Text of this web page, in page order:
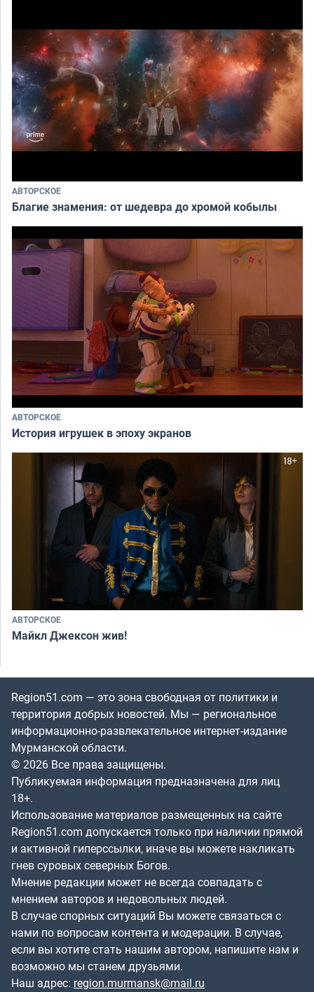
АВТОРСКОЕ
Благие знамения: от шедевра до хромой кобылы
АВТОРСКОЕ
История игрушек в эпоху экранов
АВТОРСКОЕ
Майкл Джексон жив!
Region51.com — это зона свободная от политики и
территория добрых новостей. Мы — региональное
информационно-развлекательное интернет-издание
Мурманской области.
© 2026 Все права защищены.
Публикуемая информация предназначена для лиц
18+.
Использование материалов размещенных на сайте
Region51.com допускается только при наличии прямой
и активной гиперссылки, иначе вы можете накликать
гнев суровых северных Богов.
Мнение редакции может не всегда совпадать с
мнением авторов и недовольных людей.
В случае спорных ситуаций Вы можете связаться с
нами по вопросам контента и модерации. В случае,
если вы хотите стать нашим автором, напишите нам и
возможно мы станем друзьями.
Наш адрес: region.murmansk@mail.ru